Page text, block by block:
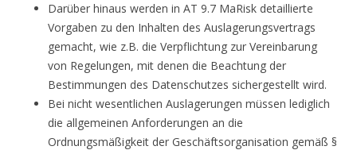
Darüber hinaus werden in AT 9.7 MaRisk detaillierte
Vorgaben zu den Inhalten des Auslagerungsvertrags
gemacht, wie z.B. die Verpflichtung zur Vereinbarung
von Regelungen, mit denen die Beachtung der
Bestimmungen des Datenschutzes sichergestellt wird.
Bei nicht wesentlichen Auslagerungen müssen lediglich
die allgemeinen Anforderungen an die
Ordnungsmäßigkeit der Geschäftsorganisation gemäß §